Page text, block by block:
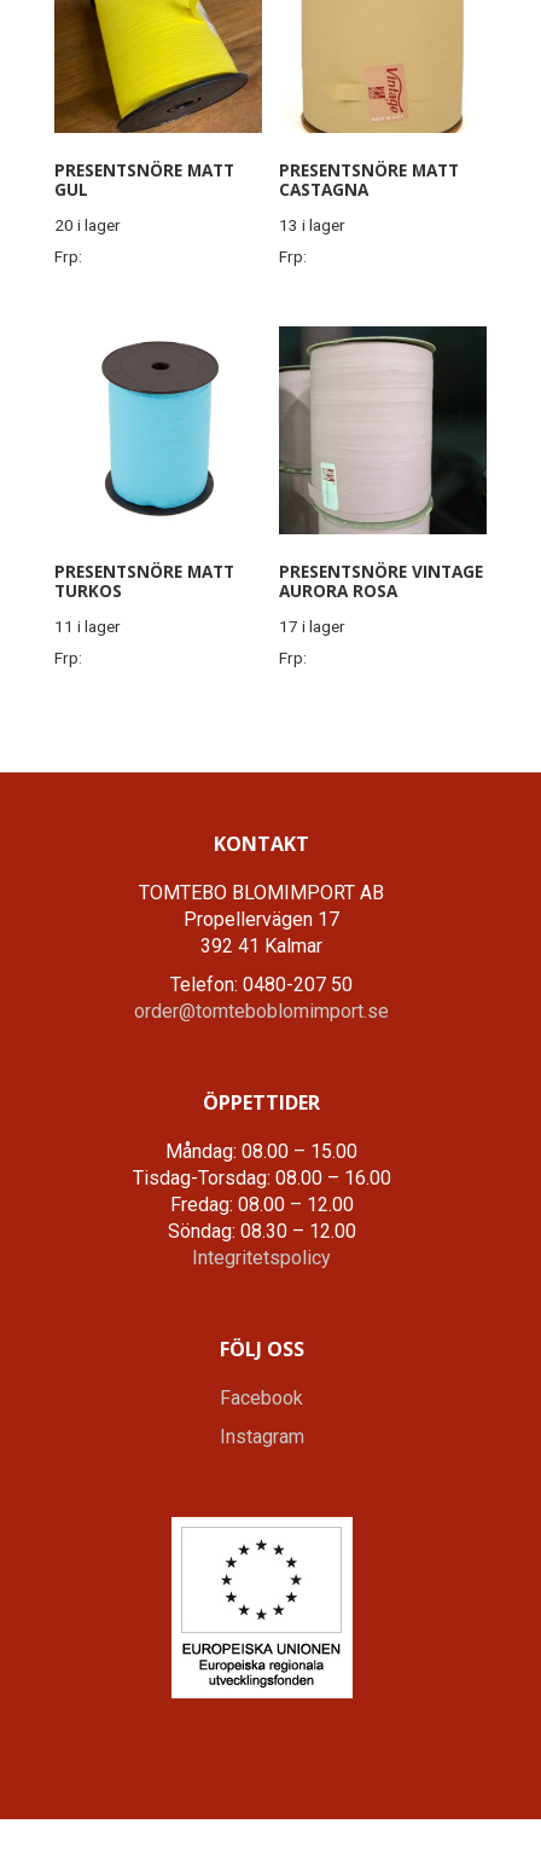
PRESENTSNÖRE MATT
GUL
20 i lager
Frp:
PRESENTSNÖRE MATT
CASTAGNA
13 i lager
Frp:
PRESENTSNÖRE MATT
TURKOS
11 i lager
Frp:
PRESENTSNÖRE VINTAGE
AURORA ROSA
17 i lager
Frp:
KONTAKT
TOMTEBO BLOMIMPORT AB
Propellervägen 17
392 41 Kalmar
Telefon: 0480-207 50
order@tomteboblomimport.se
ÖPPETTIDER
Måndag: 08.00 – 15.00
Tisdag-Torsdag: 08.00 – 16.00
Fredag: 08.00 – 12.00
Söndag: 08.30 – 12.00
Integritetspolicy
FÖLJ OSS
Facebook
Instagram